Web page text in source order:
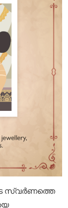
സ്വർണത്തെ